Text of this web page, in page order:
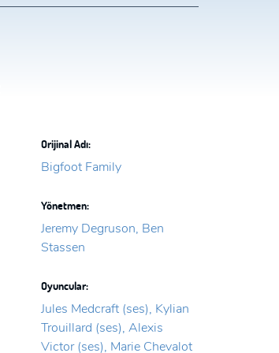
Orijinal Adı:
Bigfoot Family
Yönetmen:
Jeremy Degruson, Ben
Stassen
Oyuncular:
Jules Medcraft (ses), Kylian
Trouillard (ses), Alexis
Victor (ses), Marie Chevalot